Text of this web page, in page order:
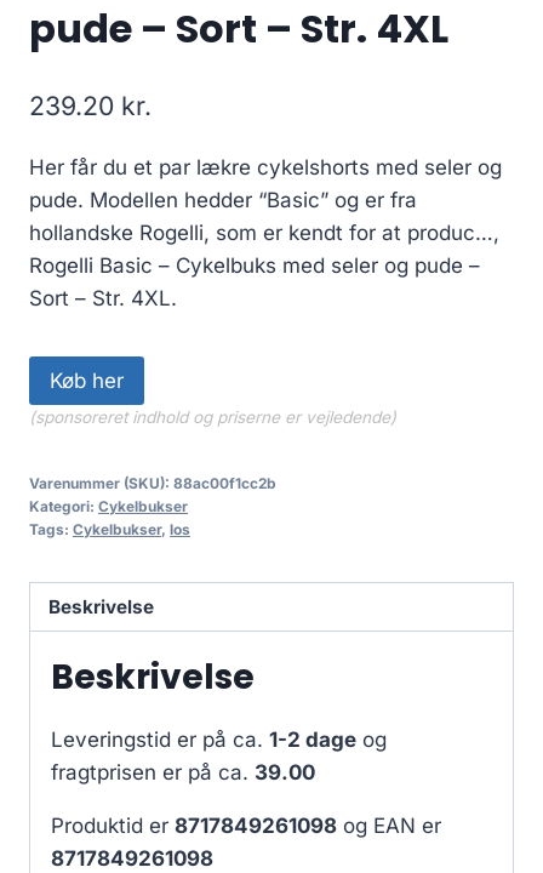
pude – Sort – Str. 4XL
239.20 kr.
Her får du et par lækre cykelshorts med seler og
pude. Modellen hedder “Basic” og er fra
hollandske Rogelli, som er kendt for at produc…,
Rogelli Basic – Cykelbuks med seler og pude –
Sort – Str. 4XL.
Køb her
(sponsoreret indhold og priserne er vejledende)
Varenummer (SKU): 88ac00f1cc2b
Kategori: Cykelbukser
Tags: Cykelbukser, los
Beskrivelse
Beskrivelse
Leveringstid er på ca. 1-2 dage og
fragtprisen er på ca. 39.00
Produktid er 8717849261098 og EAN er
8717849261098